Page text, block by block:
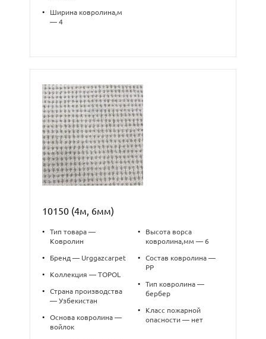
•
Ширина ковролина,м
— 4
10150 (4м, 6мм)
•
Тип товара —
Ковролин
• Бренд — Urggazcarpet
• Коллекция — TOPOL
•
Страна производства
— Узбекистан
•
Основа ковролина —
войлок
•
Высота ворса
ковролина,мм — 6
•
Состав ковролина —
PP
•
Тип ковролина —
бербер
•
Класс пожарной
опасности — нет